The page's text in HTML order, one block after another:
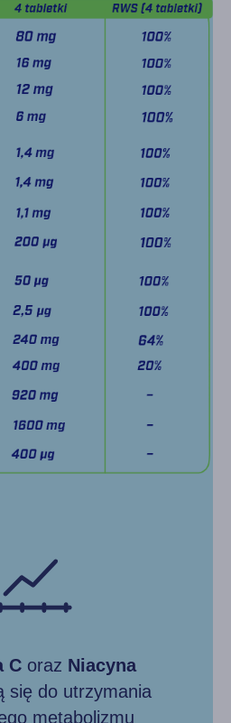
Coraz Niacyna
się do utrzymania
metabolizmu